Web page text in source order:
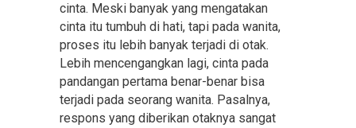
cinta. Meski banyak yang mengatakan
cinta itu tumbuh di hati, tapi pada wanita,
proses itu lebih banyak terjadi di otak.
Lebih mencengangkan lagi, cinta pada
pandangan pertama benar-benar bisa
terjadi pada seorang wanita. Pasalnya,
respons yang diberikan otaknya sangat